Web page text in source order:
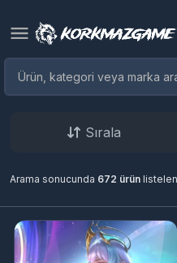
Sırala
Arama sonucunda 672 ürün